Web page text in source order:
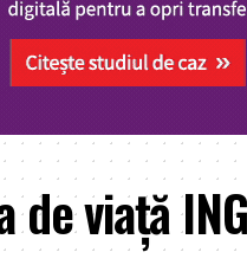
de viață